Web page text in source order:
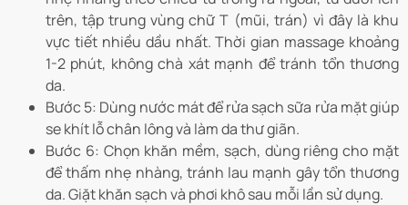
trên, tập trung vùng chữ T (mũi, trán) vì đây là khu
vực tiết nhiều dầu nhất. Thời gian massage khoảng
1-2 phút, không chà xát mạnh để tránh tổn thương
da.
Bước 5: Dùng nước mát để rửa sạch sữa rửa mặt giúp
se khít lỗ chân lông và làm da thư giãn.
Bước 6: Chọn khăn mềm, sạch, dùng riêng cho mặt
để thấm nhẹ nhàng, tránh lau mạnh gây tổn thương
da. Giặt khăn sạch và phơi khô sau mỗi lần sử dụng.